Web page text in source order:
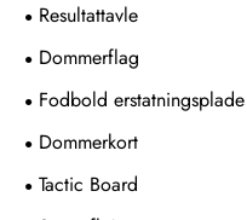
Resultattavle
Dommerflag
Fodbold erstatningsplade
Dommerkort
Tactic Board